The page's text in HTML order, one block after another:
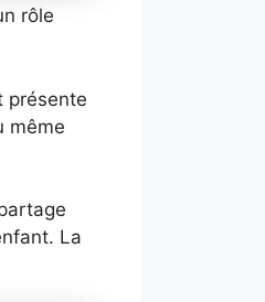
rôle
présente
même
La